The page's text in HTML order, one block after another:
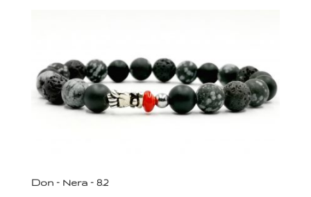
Don – Nera – 8.2